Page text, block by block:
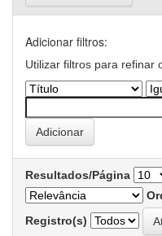
Adicionar filtros:
Utilizar filtros para refinar
Resultados/Página
Registro(s)